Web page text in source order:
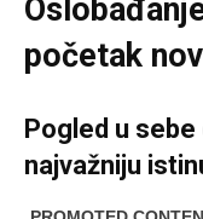
početak
Pogled u
najvažniju